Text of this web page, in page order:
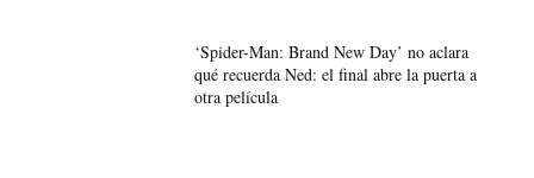
‘Spider-Man: Brand New Day’ no aclara
qué recuerda Ned: el final abre la puerta a
otra película